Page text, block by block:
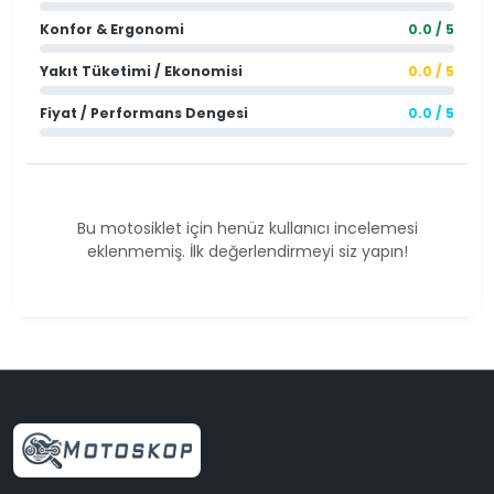
Konfor & Ergonomi 0.0 / 5
Yakıt Tüketimi / Ekonomisi 0.0 / 5
Fiyat / Performans Dengesi 0.0 / 5
Bu motosiklet için henüz kullanıcı incelemesi
eklenmemiş. İlk değerlendirmeyi siz yapın!